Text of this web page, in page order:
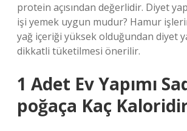
protein açısından değerlidir. Diyet
işi yemek uygun mudur? Hamur
yağ içeriği yüksek olduğundan diyet
dikkatli tüketilmesi önerilir.
1 Adet Ev Yapımı
poğaça Kaç